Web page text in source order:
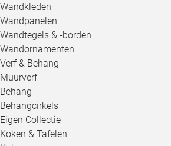
Wandkleden
Wandpanelen
Wandtegels & -borden
Wandornamenten
Verf & Behang
Muurverf
Behang
Behangcirkels
Eigen Collectie
Koken & Tafelen